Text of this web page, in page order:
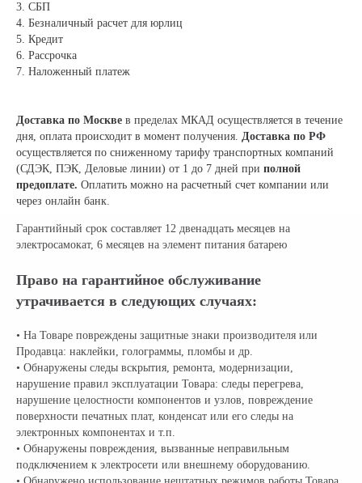
3. СБП
4. Безналичный расчет для юрлиц
5. Кредит
6. Рассрочка
7. Наложенный платеж
Доставка по Москве в пределах МКАД осуществляется в течение
дня, оплата происходит в момент получения. Доставка по РФ
осуществляется по сниженному тарифу транспортных компаний
(СДЭК, ПЭК, Деловые линии) от 1 до 7 дней при полной
предоплате. Оплатить можно на расчетный счет компании или
через онлайн банк.
Гарантийный срок составляет 12 двенадцать месяцев на
электросамокат, 6 месяцев на элемент питания батарею
Право на гарантийное обслуживание
утрачивается в следующих случаях:
• На Товаре повреждены защитные знаки производителя или
Продавца: наклейки, голограммы, пломбы и др.
• Обнаружены следы вскрытия, ремонта, модернизации,
нарушение правил эксплуатации Товара: следы перегрева,
нарушение целостности компонентов и узлов, повреждение
поверхности печатных плат, конденсат или его следы на
электронных компонентах и т.п.
• Обнаружены повреждения, вызванные неправильным
подключением к электросети или внешнему оборудованию.